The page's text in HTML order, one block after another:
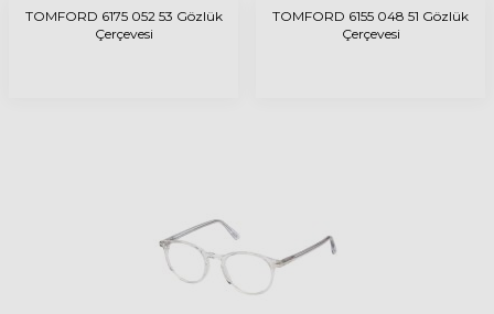
TOMFORD 6175 052 53 Gözlük
Çerçevesi
TOMFORD 6155 048 51 Gözlük
Çerçevesi